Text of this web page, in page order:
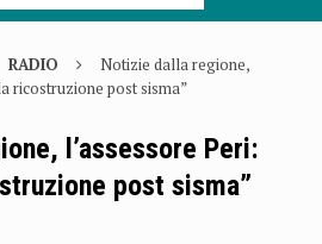
RADIO
Notizie dalla regione,
ricostruzione post sisma”
l’assessore Peri:
post sisma”